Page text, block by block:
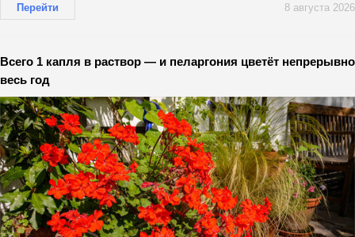
Перейти 8 августа 2026
Всего 1 капля в раствор — и пеларгония цветёт непрерывно
весь год